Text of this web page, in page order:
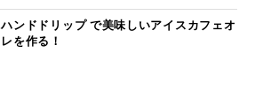
ハンドドリップ で美味しいアイスカフェオ
レを作る！